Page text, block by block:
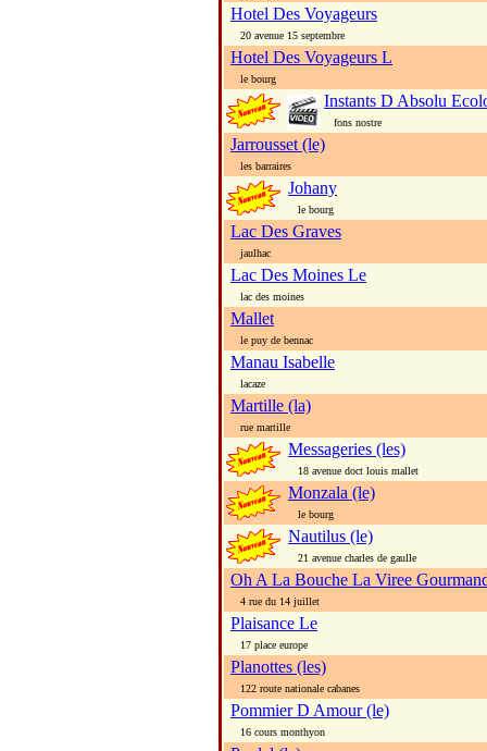
Hotel Des Voyageurs
20 avenue 15 septembre
Hotel Des Voyageurs L
le bourg
Instants D Absolu
fons nostre
Jarrousset (le)
les barraires
Johany
le bourg
Lac Des Graves
jaulhac
Lac Des Moines Le
lac des moines
Mallet
le puy de bennac
Manau Isabelle
lacaze
Martille (la)
rue martille
Messageries (les)
18 avenue doct louis mallet
Monzala (le)
le bourg
Nautilus (le)
21 avenue charles de gaulle
Oh A La Bouche La Viree
4 rue du 14 juillet
Plaisance Le
17 place europe
Planottes (les)
122 route nationale cabanes
Pommier D Amour (le)
16 cours monthyon